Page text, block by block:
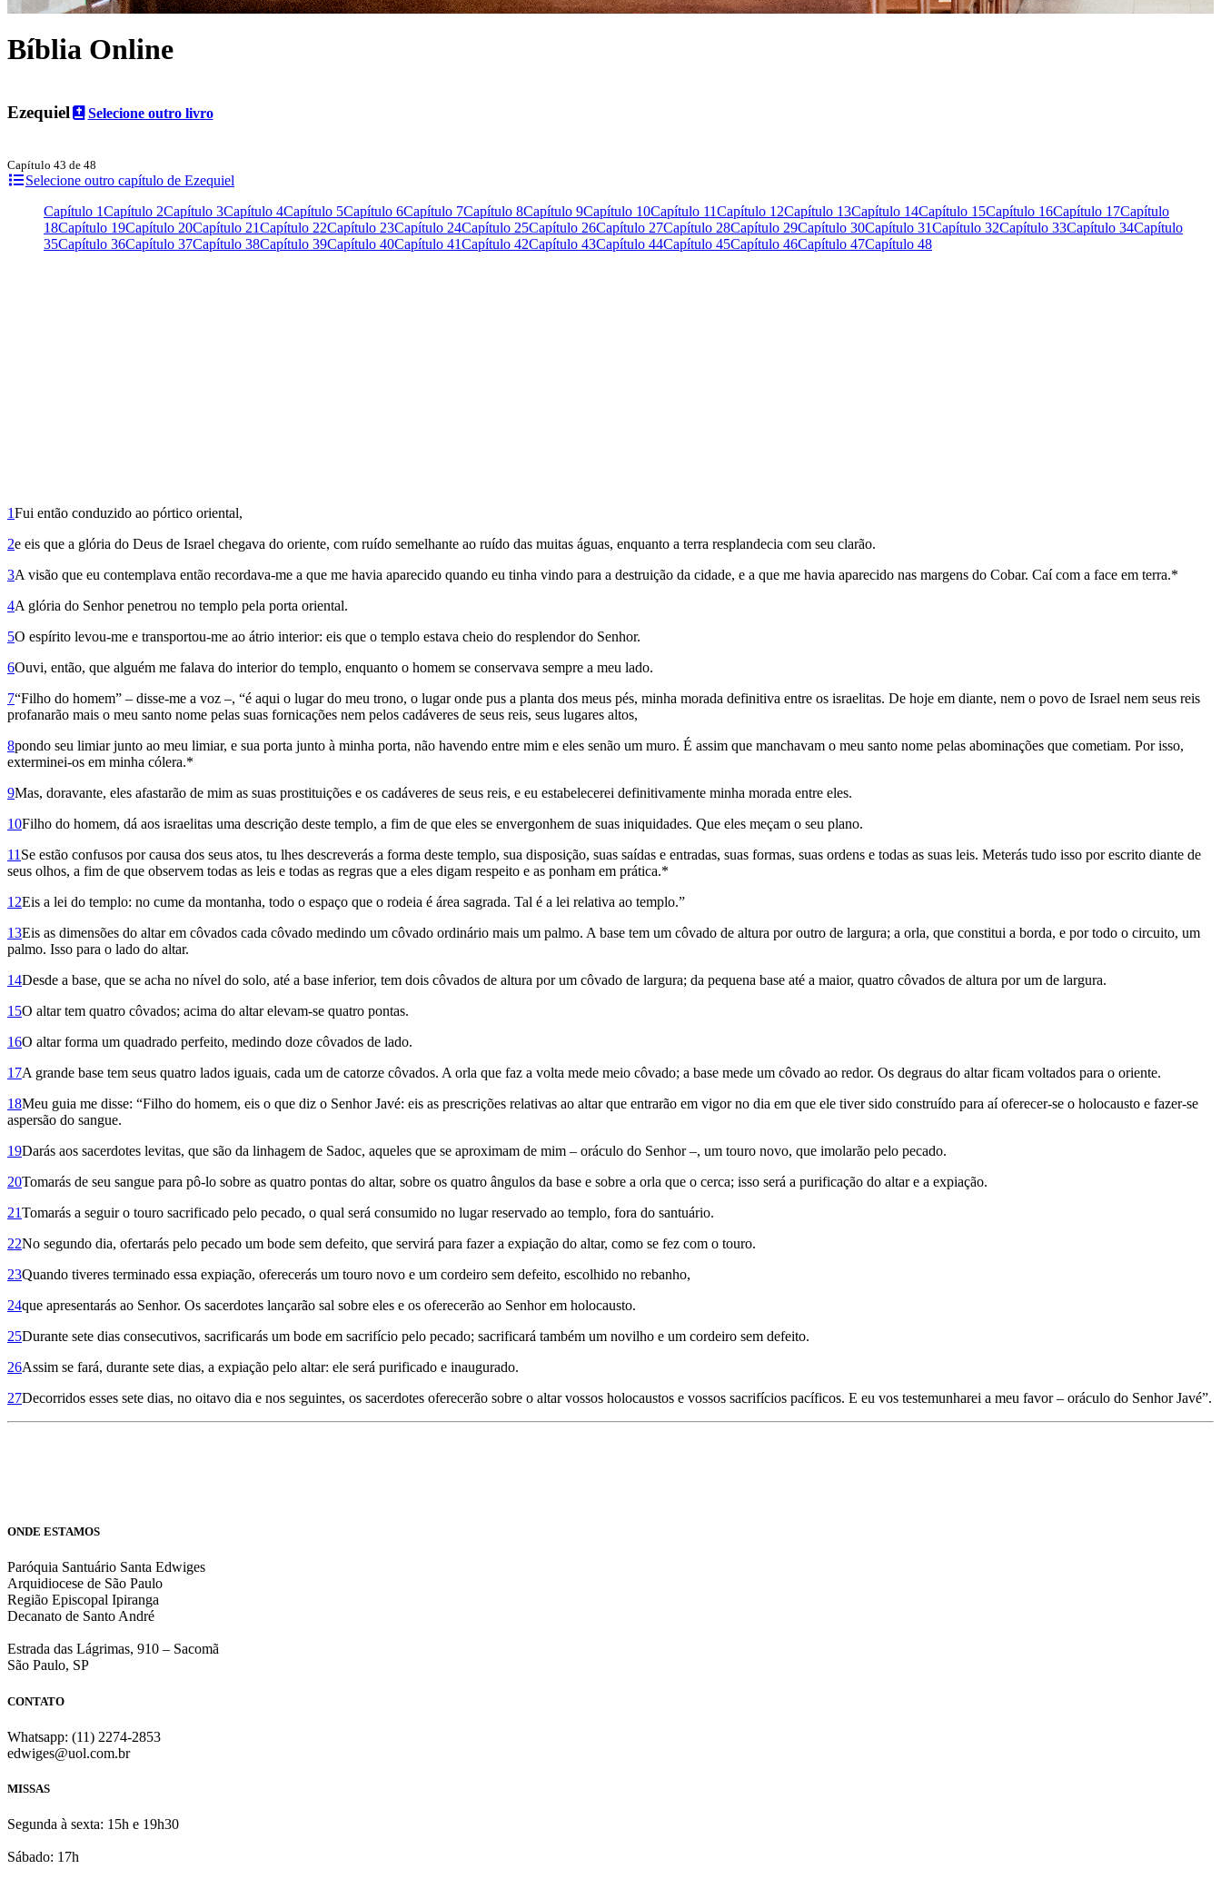
Bíblia Online
Ezequiel Selecione outro livro
Capítulo 43 de 48
Selecione outro capítulo de Ezequiel
Capítulo 1Capítulo 2Capítulo 3Capítulo 4Capítulo 5Capítulo 6Capítulo 7Capítulo 8Capítulo 9Capítulo 10Capítulo 11Capítulo 12Capítulo 13Capítulo 14Capítulo 15Capítulo 16Capítulo 17Capítulo
18Capítulo 19Capítulo 20Capítulo 21Capítulo 22Capítulo 23Capítulo 24Capítulo 25Capítulo 26Capítulo 27Capítulo 28Capítulo 29Capítulo 30Capítulo 31Capítulo 32Capítulo 33Capítulo 34Capítulo
35Capítulo 36Capítulo 37Capítulo 38Capítulo 39Capítulo 40Capítulo 41Capítulo 42Capítulo 43Capítulo 44Capítulo 45Capítulo 46Capítulo 47Capítulo 48
1Fui então conduzido ao pórtico oriental,
2e eis que a glória do Deus de Israel chegava do oriente, com ruído semelhante ao ruído das muitas águas, enquanto a terra resplandecia com seu clarão.
3A visão que eu contemplava então recordava-me a que me havia aparecido quando eu tinha vindo para a destruição da cidade, e a que me havia aparecido nas margens do Cobar. Caí com a face em terra.*
4A glória do Senhor penetrou no templo pela porta oriental.
5O espírito levou-me e transportou-me ao átrio interior: eis que o templo estava cheio do resplendor do Se­nhor.
6Ouvi, então, que alguém me falava do interior do templo, enquanto o homem se conservava sempre a meu lado.
7“Filho do homem” – disse-me a voz –, “é aqui o lugar do meu trono, o lugar onde pus a planta dos meus pés, minha morada definitiva entre os israelitas. De hoje em diante, nem o povo de Israel nem seus reis
profanarão mais o meu santo nome pelas suas fornicações nem pelos cadáveres de seus reis, seus lugares altos,
8pondo seu limiar junto ao meu limiar, e sua porta junto à minha porta, não havendo entre mim e eles senão um muro. É assim que manchavam o meu santo nome pelas abominações que cometiam. Por isso,
exterminei-os em minha cólera.*
9Mas, doravante, eles afastarão de mim as suas prostituições e os cadáveres de seus reis, e eu estabelecerei definitivamente minha morada entre eles.
10Filho do homem, dá aos israelitas uma descrição deste templo, a fim de que eles se envergonhem de suas iniquidades. Que eles meçam o seu plano.
11 Se estão confusos por causa dos seus atos, tu lhes descreverás a forma deste templo, sua disposição, suas saídas e entradas, suas formas, suas ordens e todas as suas leis. Meterás tudo isso por escrito diante de
seus olhos, a fim de que observem todas as leis e todas as regras que a eles digam respeito e as ponham em prática.*
12Eis a lei do templo: no cume da montanha, todo o espaço que o rodeia é área sagrada. Tal é a lei relativa ao templo.”
13Eis as dimensões do altar em côvados cada côvado medindo um côvado ordinário mais um palmo. A base tem um côvado de altura por outro de largura; a orla, que constitui a borda, e por todo o circuito, um
palmo. Isso para o lado do altar.
14Desde a base, que se acha no nível do solo, até a base inferior, tem dois côvados de altura por um côvado de largura; da pequena base até a maior, quatro côvados de altura por um de largura.
15O altar tem quatro côvados; acima do altar elevam-se quatro pontas.
16O altar forma um quadrado perfeito, medindo doze côvados de lado.
17A grande base tem seus quatro lados iguais, cada um de catorze côvados. A orla que faz a volta mede meio côvado; a base mede um côvado ao redor. Os degraus do altar ficam voltados para o oriente.
18Meu guia me disse: “Filho do homem, eis o que diz o Senhor Javé: eis as prescrições relativas ao altar que entrarão em vigor no dia em que ele tiver sido cons­truído para aí oferecer-se o holocausto e fazer-se
aspersão do sangue.
19Darás aos sacerdotes levitas, que são da linhagem de Sadoc, aqueles que se aproximam de mim – oráculo do Senhor –, um touro novo, que imolarão pelo pecado.
20Tomarás de seu sangue para pô-lo sobre as quatro pontas do altar, sobre os quatro ângulos da base e sobre a orla que o cerca; isso será a purificação do altar e a expiação.
21Tomarás a seguir o touro sacrificado pelo pecado, o qual será consumido no lugar reservado ao templo, fora do santuário.
22No segundo dia, ofertarás pelo pecado um bode sem defeito, que servirá para fazer a expiação do altar, como se fez com o touro.
23Quando tiveres terminado essa expiação, oferecerás um touro novo e um cordeiro sem defeito, escolhido no rebanho,
24que apresentarás ao Senhor. Os sacerdotes lançarão sal sobre eles e os oferecerão ao Senhor em holocausto.
25Durante sete dias consecutivos, sa­crificarás um bode em sacrifício pelo pe­cado; sacrificará também um novilho e um cordeiro sem defeito.
26Assim se fará, durante sete dias, a expiação pelo altar: ele será purificado e inaugurado.
27Decorridos esses sete dias, no oitavo dia e nos seguintes, os sacerdotes oferecerão sobre o altar vossos holocaustos e vossos sacrifícios pacíficos. E eu vos testemunharei a meu favor – oráculo do Senhor Javé”.
ONDE ESTAMOS
Paróquia Santuário Santa Edwiges
Arquidiocese de São Paulo
Região Episcopal Ipiranga
Decanato de Santo André
Estrada das Lágrimas, 910 – Sacomã
São Paulo, SP
CONTATO
Whatsapp: (11) 2274-2853
edwiges@uol.com.br
MISSAS
Segunda à sexta: 15h e 19h30
Sábado: 17h